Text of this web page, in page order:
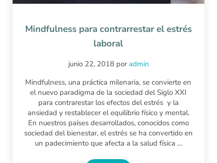
Mindfulness para contrarrestar el estrés
laboral
junio 22, 2018 por admin
Mindfulness, una práctica milenaria, se convierte en
el nuevo paradigma de la sociedad del Siglo XXI
para contrarestar los efectos del estrés y la
ansiedad y restablecer el equilibrio físico y mental.
En nuestros países desarrollados, conocidos como
sociedad del bienestar, el estrés se ha convertido en
un padecimiento que afecta a la salud física …